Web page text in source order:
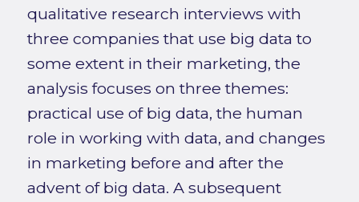
qualitative research interviews with
three companies that use big data to
some extent in their marketing, the
analysis focuses on three themes:
practical use of big data, the human
role in working with data, and changes
in marketing before and after the
advent of big data. A subsequent